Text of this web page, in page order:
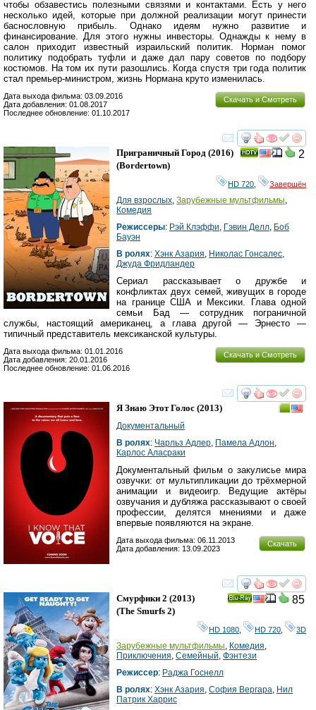
чтобы обзавестись полезными связями и контактами. Есть у него
несколько идей, которые при должной реализации могут принести
баснословную прибыль. Однако идеям нужно развитие и
финансирование. Для этого нужны инвесторы. Однажды к нему в
салон приходит известный израильский политик. Норман помог
политику подобрать туфли и даже дал пару советов по подбору
костюмов. На том их пути разошлись. Когда спустя три года политик
стал премьер-министром, жизнь Нормана круто изменилась.
Скачать и Смотреть
Дата выхода фильма: 03.09.2016
Дата добавления: 01.08.2017
Последнее обновление: 01.10.2017
смотреть
2
Приграничный Город (2016)
(Bordertown)
HD 720 Завершён
Для взрослых, Зарубежные мультфильмы,
Комедия
Режиссеры: Рэй Клэффи, Гэвин Делл, Боб
Бауэн
В ролях: Хэнк Азария, Николас Гонсалес,
Джуда Фридландер
Сериал рассказывает о дружбе и
конфликтах двух семей, живущих в городе
на границе США и Мексики. Глава одной
семьи Бад — сотрудник пограничной
службы, настоящий американец, а глава другой — Эрнесто —
типичный представитель мексиканской культуры.
Скачать и Смотреть
Дата выхода фильма: 01.01.2016
Дата добавления: 20.01.2016
Последнее обновление: 01.06.2016
смотреть
Я Знаю Этот Голос (2013)
Документальный
В ролях: Чарльз Адлер, Памела Адлон,
Карлос Аласраки
Документальный фильм о закулисье мира
озвучки: от мультипликации до трёхмерной
анимации и видеоигр. Ведущие актёры
озвучания и дубляжа рассказывают о своей
профессии, делятся мнениями и даже
впервые появляются на экране.
Скачать
Дата выхода фильма: 06.11.2013
Дата добавления: 13.09.2023
смотреть
85
Смурфики 2 (2013)
(The Smurfs 2)
HD 1080 HD 720 3D
Зарубежные мультфильмы, Комедия,
Приключения, Семейный, Фэнтези
Режиссер: Раджа Госнелл
В ролях: Хэнк Азария, София Вергара, Нил
Патрик Харрис